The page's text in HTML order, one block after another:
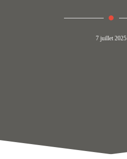
7 juillet 2025